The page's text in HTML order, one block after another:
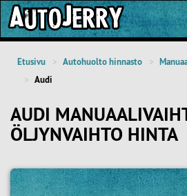
Etusivu Autohuolto hinnasto
Audi
AUDI
ÖLJYNVAIHTO HINTA